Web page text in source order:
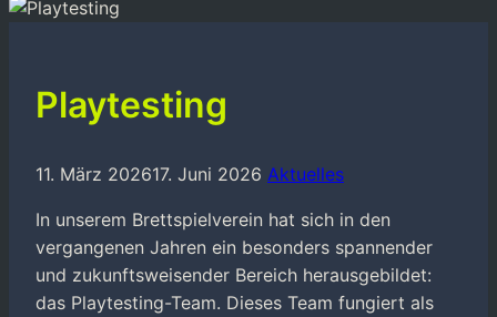
Playtesting
11. März 202617. Juni 2026 Aktuelles
In unserem Brettspielverein hat sich in den
vergangenen Jahren ein besonders spannender
und zukunftsweisender Bereich herausgebildet:
das Playtesting-Team. Dieses Team fungiert als